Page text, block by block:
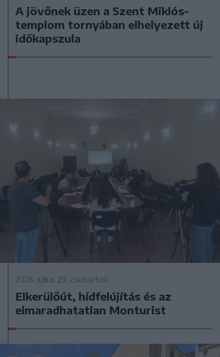
A jövőnek üzen a Szent Miklós-
templom tornyában elhelyezett új
időkapszula
2026. július 23., csütörtök
Elkerülőút, hídfelújítás és az
elmaradhatatlan Monturist